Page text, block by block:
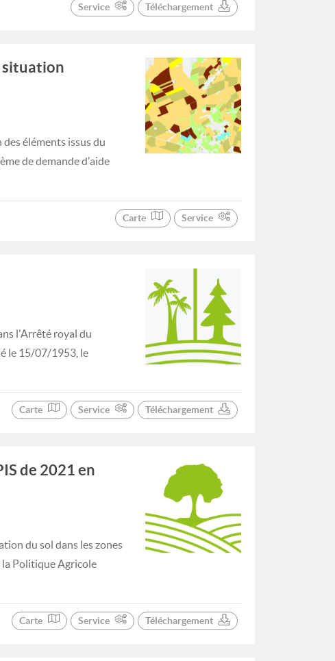
Service Téléchargement
situation
éléments issus du
de demande d'aide
Carte Service
l'Arrêté royal du
le 15/07/1953, le
Carte Service Téléchargement
de 2021 en
du sol dans les zones
la Politique Agricole
Carte Service Téléchargement